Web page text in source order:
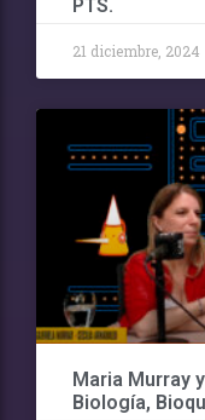
PTS.
21 diciembre, 2024
Maria Murray
Biología,